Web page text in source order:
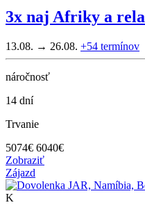
3x naj Afriky a
13.08. → 26.08. +54 termínov
náročnosť
14 dní
Trvanie
5074€ 6040€
Zobraziť
Zájazd
K